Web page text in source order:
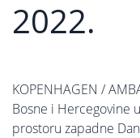
2022.
KOPENHAGEN /
Bosne i Hercegovine
prostoru zapadne